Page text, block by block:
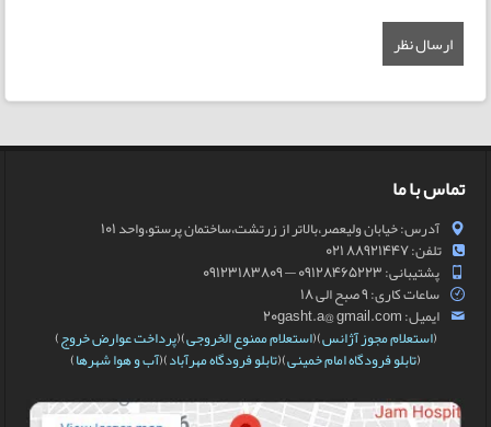
تماس با ما
آدرس: خیابان ولیعصر،بالاتر از زرتشت،ساختمان پرستو،واحد 101
تلفن: 88921447 021
پشتیبانی: 09128465223 — 09123183809
ساعات کاری: 9 صبح الی 18
ایمیل: 20gasht.a@ gmail.com
(استعلام مجوز آژانس)(استعلام ممنوع الخروجی)(پرداخت عوارض خروج)
(تابلو فرودگاه امام خمینی)(تابلو فرودگاه مهرآباد)(آب و هوا شهرها)